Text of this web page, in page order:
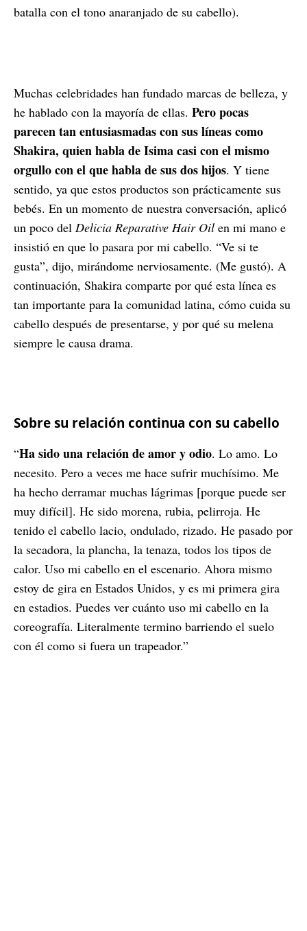
batalla con el tono anaranjado de su cabello).
Muchas celebridades han fundado marcas de belleza, y
he hablado con la mayoría de ellas. Pero pocas
parecen tan entusiasmadas con sus líneas como
Shakira, quien habla de Isima casi con el mismo
orgullo con el que habla de sus dos hijos. Y tiene
sentido, ya que estos productos son prácticamente sus
bebés. En un momento de nuestra conversación, aplicó
un poco del Delicia Reparative Hair Oil en mi mano e
insistió en que lo pasara por mi cabello. “Ve si te
gusta”, dijo, mirándome nerviosamente. (Me gustó). A
continuación, Shakira comparte por qué esta línea es
tan importante para la comunidad latina, cómo cuida su
cabello después de presentarse, y por qué su melena
siempre le causa drama.
Sobre su relación continua con su cabello
“Ha sido una relación de amor y odio. Lo amo. Lo
necesito. Pero a veces me hace sufrir muchísimo. Me
ha hecho derramar muchas lágrimas [porque puede ser
muy difícil]. He sido morena, rubia, pelirroja. He
tenido el cabello lacio, ondulado, rizado. He pasado por
la secadora, la plancha, la tenaza, todos los tipos de
calor. Uso mi cabello en el escenario. Ahora mismo
estoy de gira en Estados Unidos, y es mi primera gira
en estadios. Puedes ver cuánto uso mi cabello en la
coreografía. Literalmente termino barriendo el suelo
con él como si fuera un trapeador.”